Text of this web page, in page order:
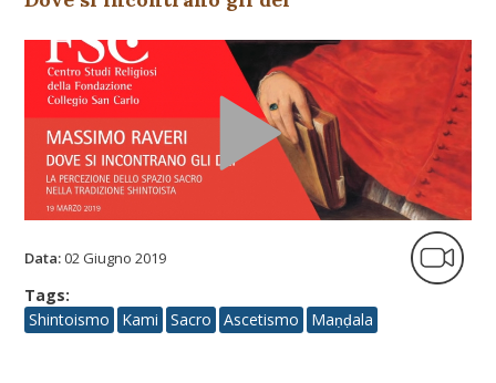
Data:02 Giugno 2019
Tags:
Shintoismo
Kami Sacro Ascetismo Maṇḍala